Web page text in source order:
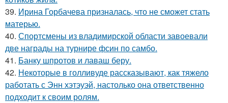
39. Ирина Горбачева призналась, что не сможет стать
матерью.
40. Спортсмены из владимирской области завоевали
две награды на турнире фсин по самбо.
41. Банку шпротов и лаваш беру.
42. Некоторые в голливуде рассказывают, как тяжело
работать с Энн хэтэуэй, настолько она ответственно
подходит к своим ролям.